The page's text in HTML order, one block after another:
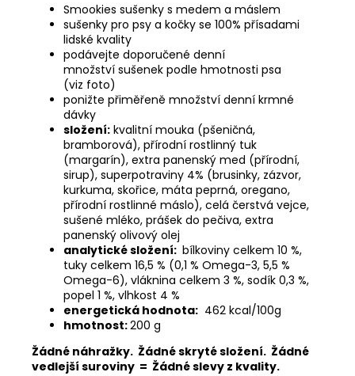
Smookies sušenky s medem a máslem
sušenky pro psy a kočky se 100% přísadami
lidské kvality
podávejte doporučené denní
množství sušenek podle hmotnosti psa
(viz foto)
ponižte přiměřeně množství denní krmné
dávky
složení: kvalitní mouka (pšeničná,
bramborová), přírodní rostlinný tuk
(margarín), extra panenský med (přírodní,
sirup), superpotraviny 4% (brusinky, zázvor,
kurkuma, skořice, máta peprná, oregano,
přírodní rostlinné máslo), celá čerstvá vejce,
sušené mléko, prášek do pečiva, extra
panenský olivový olej
analytické složení: bílkoviny celkem 10 %,
tuky celkem 16,5 % (0,1 % Omega-3, 5,5 %
Omega-6), vláknina celkem 3 %, sodík 0,3 %,
popel 1 %, vlhkost 4 %
energetická hodnota: 462 kcal/100g
hmotnost:200 g
Žádné náhražky. Žádné skryté složení. Žádné
vedlejší suroviny = Žádné slevy z kvality.